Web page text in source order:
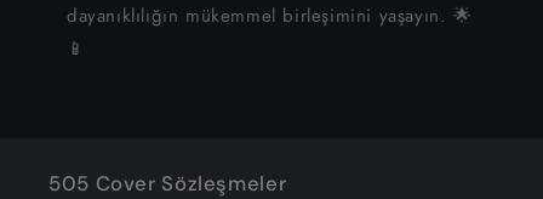
dayanıklılığın mükemmel birleşimini yaşayın. 🌟
📱
505 Cover Sözleşmeler